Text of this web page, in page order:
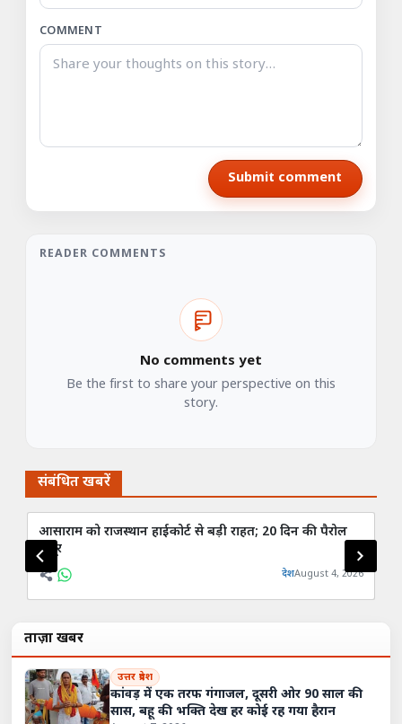
COMMENT
Submit comment
READER COMMENTS
No comments yet
Be the first to share your perspective on this
story.
संबंधित खबरें
आसाराम को राजस्थान हाईकोर्ट से बड़ी राहत; 20 दिन की पैरोल
मंजूर
देशAugust 4, 2026
ताज़ा खबरें
उत्तर प्रदेश
कांवड़ में एक तरफ गंगाजल, दूसरी ओर 90 साल की
सास, बहू की भक्ति देख हर कोई रह गया हैरान